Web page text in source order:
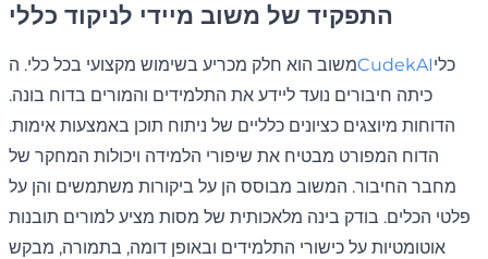
התפקיד של משוב מיידי לניקוד כללי
משוב הוא חלק מכריע בשימוש מקצועי בכל כלי. הCudekAIכלי
כיתה חיבורים נועד ליידע את התלמידים והמורים בדוח בונה.
הדוחות מיוצגים כציונים כלליים של ניתוח תוכן באמצעות אימות.
הדוח המפורט מבטיח את שיפורי הלמידה ויכולות המחקר של
מחבר החיבור. המשוב מבוסס הן על ביקורות משתמשים והן על
פלטי הכלים. בודק בינה מלאכותית של מסות מציע למורים תובנות
אוטומטיות על כישורי התלמידים ובאופן דומה, בתמורה, מבקש